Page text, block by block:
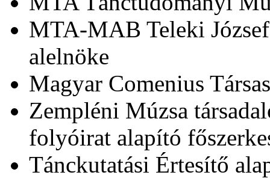
MTA-MAB Teleki
alelnöke
Magyar Comenius
Zempléni Múzsa
folyóirat alapító
Tánckutatási Értesítő